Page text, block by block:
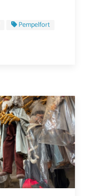
Pempelfort